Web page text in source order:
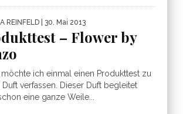
REINFELD | 30. Mai 2013
– Flower by
möchte ich einmal einen Produkttest zu
verfassen. Dieser Duft begleitet
eine ganze Weile...